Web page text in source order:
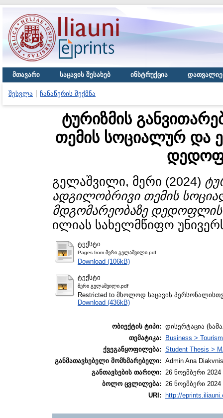
მთავარი საცავის შესახებ ინსტრუქცია
შესვლა ჩანაწერის შექმნა
ტურიზმის
თემის სოციალურ და
გელაშვილი, მერი (2024)
ადგილობრივი თემის
მდგომარეობაზე
ილიას სახელმწიფო
ტექსტი
Pages from მერი გელაშვილი.pdf
Download (106kB)
ტექსტი
მერი გელაშვილი.pdf
Restricted to მხოლოდ საცავის
Download (436kB)
ობიექტის ტიპი: დისერტაცია
თემატიკა:
Business >
ქვეგანყოფილება: Student Thesis >
განმათავსებელი მომხმარებელი: Admin Ana
განთავსების თარიღი: 26 ნოემბერი 2024
ბოლო ცვლილება: 26 ნოემბერი 2024
URI:
http://